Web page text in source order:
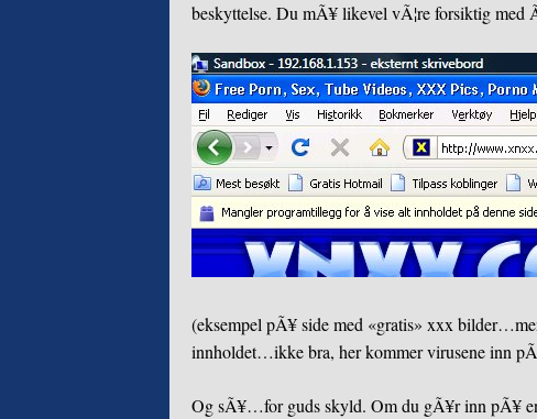
beskyttelse. Du mÃ¥ likevel vÃ¦re forsiktig
(eksempel pÃ¥ side med «gratis» xxx
innholdet…ikke bra, her kommer virusene inn
Og sÃ¥…for guds skyld. Om du gÃ¥r inn pÃ¥